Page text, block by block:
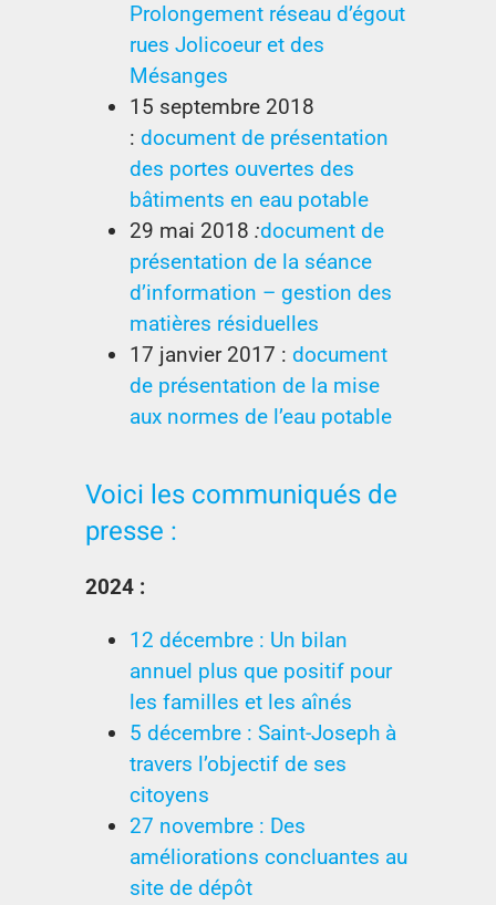
Prolongement réseau d’égout
rues Jolicoeur et des
Mésanges
15 septembre 2018
:document de présentation
des portes ouvertes des
bâtiments en eau potable
29 mai 2018:document de
présentation de la séance
d’information – gestion des
matières résiduelles
17 janvier 2017 :document
de présentation de la mise
aux normes de l’eau potable
Voici les communiqués de
presse :
2024 :
12 décembre : Un bilan
annuel plus que positif pour
les familles et les aînés
5 décembre : Saint-Joseph à
travers l’objectif de ses
citoyens
27 novembre : Des
améliorations concluantes au
site de dépôt